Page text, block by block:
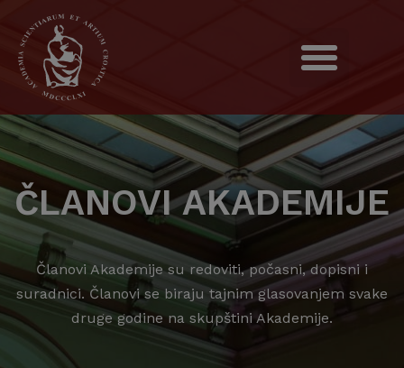
ČLANOVI AKADEMIJE
Članovi Akademije su redoviti, počasni, dopisni i
suradnici. Članovi se biraju tajnim glasovanjem svake
druge godine na skupštini Akademije.